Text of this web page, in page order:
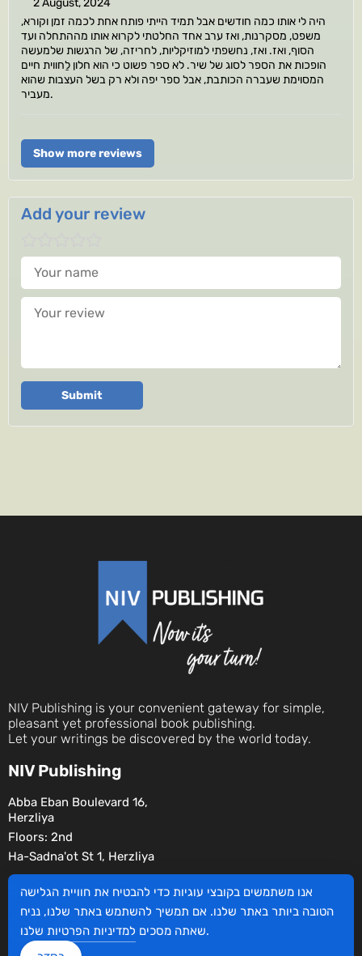
2 August, 2024
היה לי אותו כמה חודשים אבל תמיד הייתי פותח אחת לכמה זמן וקורא,
משפט, מסקרנות, ואז ערב אחד החלטתי לקרוא אותו מההתחלה ועד
הסוף, ואז. ואז, נחשפתי למוזיקליות, לחריזה, של הרגשות שלמעשה
הופכות את הספר לסוג של שיר. לא ספר פשוט כי הוא חלון לַחווית חיים
המסוימת שעברה הכותבת, אבל ספר יפה ולא רק בשל העצבות שהוא
מעביר.
Show more reviews
Add your review
Your name
Your review
Submit
NIV Publishing is your convenient gateway for simple,
pleasant yet professional book publishing.
Let your writings be discovered by the world today.
NIV Publishing
Abba Eban Boulevard 16,
Herzliya
Floors: 2nd
Ha-Sadna'ot St 1, Herzliya
Social
אנו משתמשים בקובצי עוגיות כדי להבטיח את חוויית הגלישה
הטובה ביותר באתר שלנו. אם תמשיך להשתמש באתר שלנו, נניח
שאתה מסכים למדיניות הפרטיות
שלנו.